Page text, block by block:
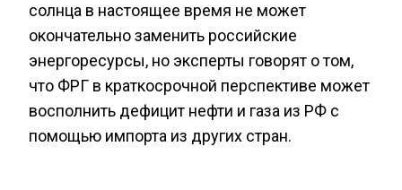
солнца в настоящее время не может
окончательно заменить российские
энергоресурсы, но эксперты говорят о том,
что ФРГ в краткосрочной перспективе может
восполнить дефицит нефти и газа из РФ с
помощью импорта из других стран.